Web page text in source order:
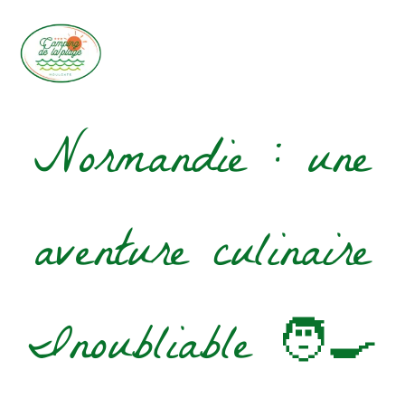
Les délices de la
Normandie : une
aventure culinaire
Inoubliable 🧑‍🍳